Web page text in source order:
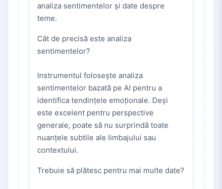
analiza sentimentelor și date despre
teme.
Cât de precisă este analiza
sentimentelor?
Instrumentul folosește analiza
sentimentelor bazată pe AI pentru a
identifica tendințele emoționale. Deși
este excelent pentru perspective
generale, poate să nu surprindă toate
nuanțele subtile ale limbajului sau
contextului.
Trebuie să plătesc pentru mai multe date?